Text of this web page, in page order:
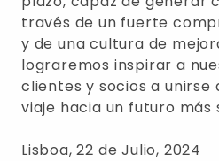
través de un fuerte
y de una cultura de
lograremos inspirar a
clientes y socios a unirse
viaje hacia un futuro más
Lisboa, 22 de Julio, 2024